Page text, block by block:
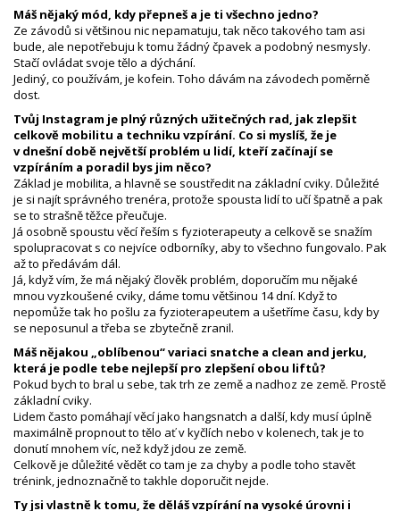
Máš nějaký mód, kdy přepneš a je ti všechno jedno?
Ze závodů si většinou nic nepamatuju, tak něco takového tam asi
bude, ale nepotřebuju k tomu žádný čpavek a podobný nesmysly.
Stačí ovládat svoje tělo a dýchání.
Jediný, co používám, je kofein. Toho dávám na závodech poměrně
dost.
Tvůj Instagram je plný různých užitečných rad, jak zlepšit
celkově mobilitu a techniku vzpírání. Co si myslíš, že je
v dnešní době největší problém u lidí, kteří začínají se
vzpíráním a poradil bys jim něco?
Základ je mobilita, a hlavně se soustředit na základní cviky. Důležité
je si najít správného trenéra, protože spousta lidí to učí špatně a pak
se to strašně těžce přeučuje.
Já osobně spoustu věcí řeším s fyzioterapeuty a celkově se snažím
spolupracovat s co nejvíce odborníky, aby to všechno fungovalo. Pak
až to předávám dál.
Já, když vím, že má nějaký člověk problém, doporučím mu nějaké
mnou vyzkoušené cviky, dáme tomu většinou 14 dní. Když to
nepomůže tak ho pošlu za fyzioterapeutem a ušetříme času, kdy by
se neposunul a třeba se zbytečně zranil.
Máš nějakou „oblíbenou“ variaci snatche a clean and jerku,
která je podle tebe nejlepší pro zlepšení obou liftů?
Pokud bych to bral u sebe, tak trh ze země a nadhoz ze země. Prostě
základní cviky.
Lidem často pomáhají věcí jako hangsnatch a další, kdy musí úplně
maximálně propnout to tělo ať v kyčlích nebo v kolenech, tak je to
donutí mnohem víc, než když jdou ze země.
Celkově je důležité vědět co tam je za chyby a podle toho stavět
trénink, jednoznačně to takhle doporučit nejde.
Ty jsi vlastně k tomu, že děláš vzpírání na vysoké úrovni i